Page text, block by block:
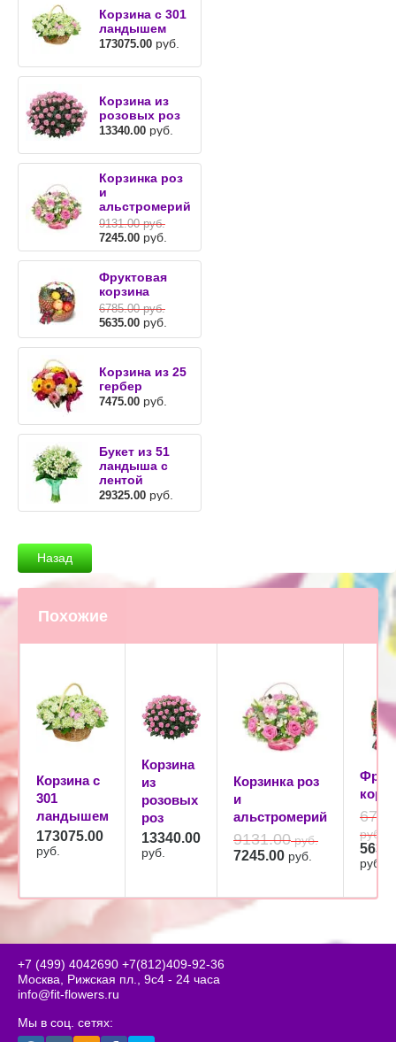
Корзина с 301
ландышем
173075.00 руб.
Корзина из
розовых роз
13340.00 руб.
Корзинка роз
и
альстромерий
9131.00руб.
7245.00 руб.
Фруктовая
корзина
6785.00руб.
5635.00 руб.
Корзина из 25
гербер
7475.00 руб.
Букет из 51
ландыша с
лентой
29325.00 руб.
Назад
Похожие
Корзина с
301
ландышем
173075.00
руб.
Корзина
из
розовых
роз
13340.00
руб.
Корзинка роз
и
альстромерий
9131.00руб.
7245.00 руб.
руб.
руб.
+7 (499) 4042690 +7(812)409-92-36
Москва, Рижская пл., 9с4 - 24 часа
info@fit-flowers.ru
Мы в соц. сетях: